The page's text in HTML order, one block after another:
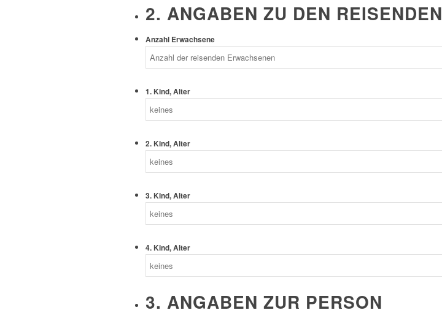
2. ANGABEN ZU DEN REISENDEN
Anzahl Erwachsene
1. Kind, Alter
2. Kind, Alter
3. Kind, Alter
4. Kind, Alter
3. ANGABEN ZUR PERSON